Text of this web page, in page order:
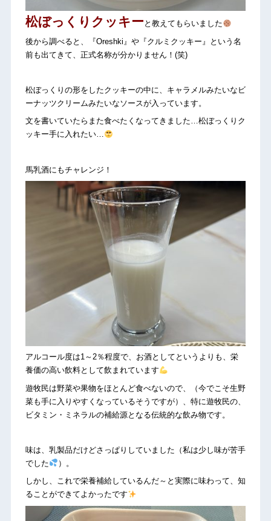
松ぼっくりクッキー と教えてもらいました
後から調べると、『Oreshki』や『クルミクッキー』という名
前も出てきて、正式名称が分かりません！(笑)
松ぼっくりの形をしたクッキーの中に、キャラメルみたいなビ
ーナッツクリームみたいなソースが入っています。
文を書いていたらまた食べたくなってきました…松ぼっくりク
ッキー手に入れたい…
馬乳酒にもチャレンジ！
アルコール度は1～2％程度で、お酒としてというよりも、栄
養価の高い飲料として飲まれています
遊牧民は野菜や果物をほとんど食べないので、（今でこそ生野
菜も手に入りやすくなっているそうですが）、特に遊牧民の、
ビタミン・ミネラルの補給源となる伝統的な飲み物です。
味は、乳製品だけどさっぱりしていました（私は少し味が苦手
でした
）。
しかし、これで栄養補給しているんだ～と実際に味わって、知
ることができてよかったです